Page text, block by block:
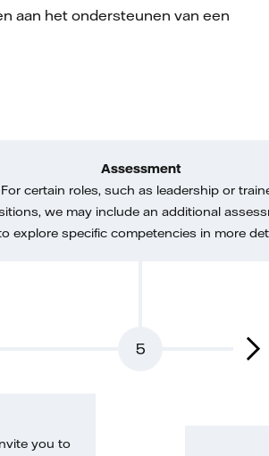
aan het ondersteunen van een
you to
5
Assessment
For certain roles, such as leadership or
we may include an additional
explore specific competencies in more